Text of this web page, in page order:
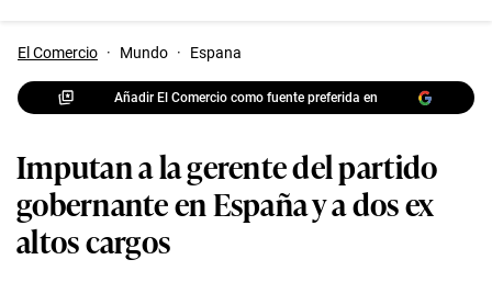
El Comercio · Mundo · Espana
Añadir El Comercio como fuente preferida en
Imputan a la gerente del partido
gobernante en España y a dos ex
altos cargos